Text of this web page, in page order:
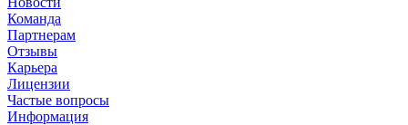
Команда
Партнерам
Отзывы
Карьера
Лицензии
Частые вопросы
Информация